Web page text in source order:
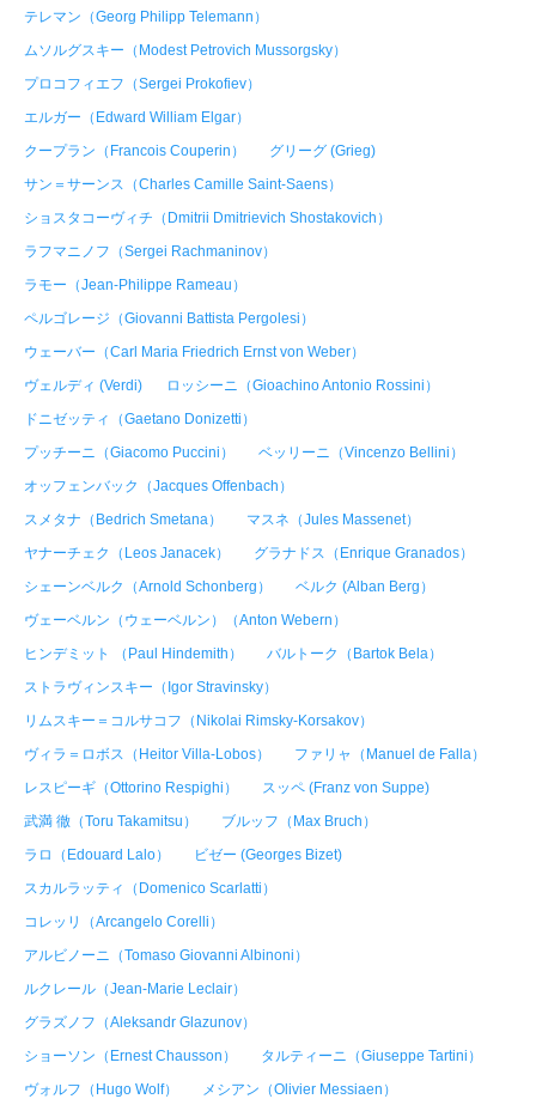
テレマン（Georg Philipp Telemann）
ムソルグスキー（Modest Petrovich Mussorgsky）
プロコフィエフ（Sergei Prokofiev）
エルガー（Edward William Elgar）
クープラン（Francois Couperin）
グリーグ (Grieg)
サン＝サーンス（Charles Camille Saint-Saens）
ショスタコーヴィチ（Dmitrii Dmitrievich Shostakovich）
ラフマニノフ（Sergei Rachmaninov）
ラモー（Jean-Philippe Rameau）
ペルゴレージ（Giovanni Battista Pergolesi）
ウェーバー（Carl Maria Friedrich Ernst von Weber）
ヴェルディ (Verdi)
ロッシーニ（Gioachino Antonio Rossini）
ドニゼッティ（Gaetano Donizetti）
プッチーニ（Giacomo Puccini）
ベッリーニ（Vincenzo Bellini）
オッフェンバック（Jacques Offenbach）
スメタナ（Bedrich Smetana）
マスネ（Jules Massenet）
ヤナーチェク（Leos Janacek）
グラナドス（Enrique Granados）
シェーンベルク（Arnold Schonberg）
ベルク (Alban Berg）
ヴェーベルン（ウェーベルン）（Anton Webern）
ヒンデミット （Paul Hindemith）
バルトーク（Bartok Bela）
ストラヴィンスキー（Igor Stravinsky）
リムスキー＝コルサコフ（Nikolai Rimsky-Korsakov）
ヴィラ＝ロボス（Heitor Villa-Lobos）
ファリャ（Manuel de Falla）
レスピーギ（Ottorino Respighi）
スッペ (Franz von Suppe)
武満 徹（Toru Takamitsu）
ブルッフ（Max Bruch）
ラロ（Edouard Lalo）
ビゼー (Georges Bizet)
スカルラッティ（Domenico Scarlatti）
コレッリ（Arcangelo Corelli）
アルビノーニ（Tomaso Giovanni Albinoni）
ルクレール（Jean-Marie Leclair）
グラズノフ（Aleksandr Glazunov）
ショーソン（Ernest Chausson）
タルティーニ（Giuseppe Tartini）
ヴォルフ（Hugo Wolf）
メシアン（Olivier Messiaen）